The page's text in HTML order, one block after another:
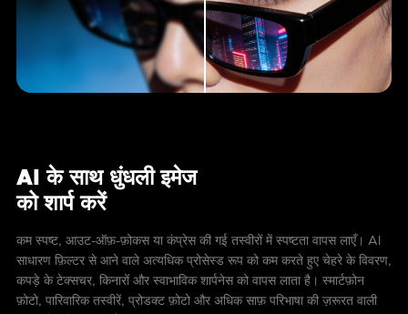
AI के साथ धुंधली इमेज
को शार्प करें
कम स्पष्ट, आउट-ऑफ़-फ़ोकस या कंप्रेस की गई तस्वीरों में स्पष्टता वापस लाएँ। AI
साधारण फ़िल्टर से आने वाले अत्यधिक प्रोसेस्ड रूप को कम करते हुए चेहरे के विवरण,
कपड़े के टेक्सचर, किनारों और स्वाभाविक शार्पनेस को वापस लाता है। स्मार्टफ़ोन
फ़ोटो, पारिवारिक तस्वीरें, प्रोडक्ट फ़ोटो और अधिक साफ़ परिभाषा की ज़रूरत वाली